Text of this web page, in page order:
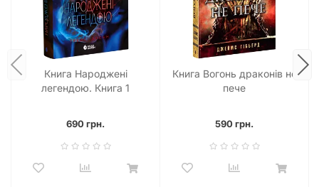
Книга Народжені
легендою. Книга 1
690 грн.
Книга Вогонь драконів не
пече
590 грн.